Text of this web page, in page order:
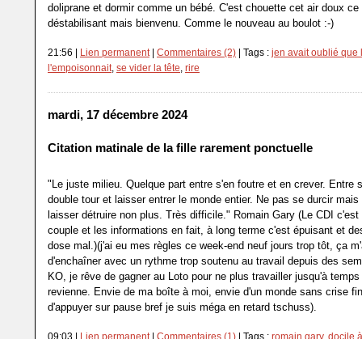
doliprane et dormir comme un bébé. C'est chouette cet air doux ce
déstabilisant mais bienvenu. Comme le nouveau au boulot :-)
21:56 | Lien permanent | Commentaires (2) | Tags : jen avait oublié que
l'empoisonnait se vider la tête rire
mardi, 17 décembre 2024
Citation matinale de la fille rarement ponctuelle
"Le juste milieu. Quelque part entre s'en foutre et en crever. Entre
double tour et laisser entrer le monde entier. Ne pas se durcir
laisser détruire non plus. Très difficile." Romain Gary (Le CDI
couple et les informations en fait, à long terme c'est épuisant et
dose mal.)(j'ai eu mes règles ce week-end neuf jours trop tôt, ça
d'enchaîner avec un rythme trop soutenu au travail depuis des
KO, je rêve de gagner au Loto pour ne plus travailler jusqu'à
revienne. Envie de ma boîte à moi, envie d'un monde sans crise
d'appuyer sur pause bref je suis méga en retard tschuss).
09:03 | Lien permanent| Commentaires (1) | Tags : romain gary, docile